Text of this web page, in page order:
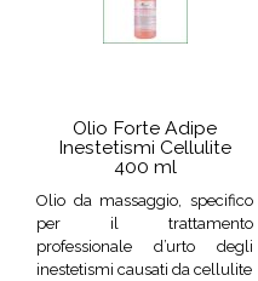
Olio Forte Adipe
Inestetismi Cellulite
400 ml
Olio da massaggio, specifico
per il trattamento
professionale d’urto degli
inestetismi causati da cellulite